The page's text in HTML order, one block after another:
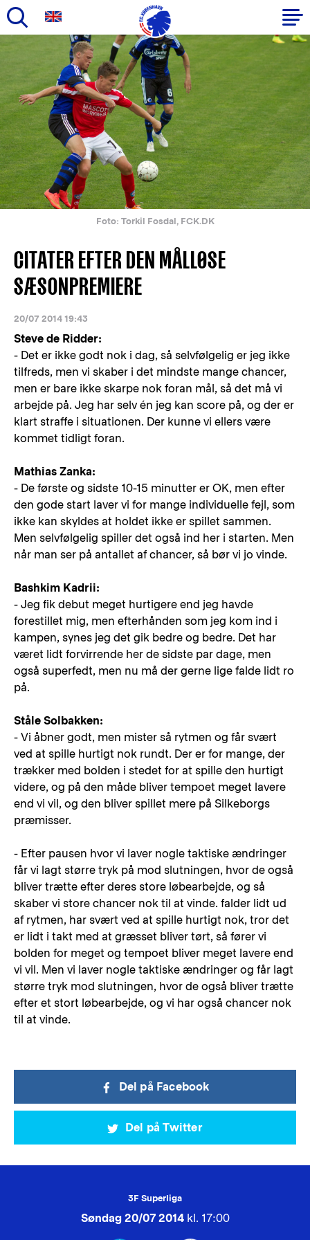
Gå
hovedindhold
Primær
navigation
Foto: Torkil Fosdal, FCK.DK
CITATER EFTER DEN MÅLLØSE
SÆSONPREMIERE
20/07 2014 19:43
Steve de Ridder:
- Det er ikke godt nok i dag, så selvfølgelig er jeg ikke
tilfreds, men vi skaber i det mindste mange chancer,
men er bare ikke skarpe nok foran mål, så det må vi
arbejde på. Jeg har selv én jeg kan score på, og der er
klart straffe i situationen. Der kunne vi ellers være
kommet tidligt foran.
Mathias Zanka:
- De første og sidste 10-15 minutter er OK, men efter
den gode start laver vi for mange individuelle fejl, som
ikke kan skyldes at holdet ikke er spillet sammen.
Men selvfølgelig spiller det også ind her i starten. Men
når man ser på antallet af chancer, så bør vi jo vinde.
Bashkim Kadrii:
- Jeg fik debut meget hurtigere end jeg havde
forestillet mig, men efterhånden som jeg kom ind i
kampen, synes jeg det gik bedre og bedre. Det har
været lidt forvirrende her de sidste par dage, men
også superfedt, men nu må der gerne lige falde lidt ro
på.
Ståle Solbakken:
- Vi åbner godt, men mister så rytmen og får svært
ved at spille hurtigt nok rundt. Der er for mange, der
trækker med bolden i stedet for at spille den hurtigt
videre, og på den måde bliver tempoet meget lavere
end vi vil, og den bliver spillet mere på Silkeborgs
præmisser.
- Efter pausen hvor vi laver nogle taktiske ændringer
får vi lagt større tryk på mod slutningen, hvor de også
bliver trætte efter deres store løbearbejde, og så
skaber vi store chancer nok til at vinde. falder lidt ud
af rytmen, har svært ved at spille hurtigt nok, tror det
er lidt i takt med at græsset bliver tørt, så fører vi
bolden for meget og tempoet bliver meget lavere end
vi vil. Men vi laver nogle taktiske ændringer og får lagt
større tryk mod slutningen, hvor de også bliver trætte
efter et stort løbearbejde, og vi har også chancer nok
til at vinde.
Del på Facebook
Del på Twitter
3F Superliga
Søndag 20/07 2014kl. 17:00